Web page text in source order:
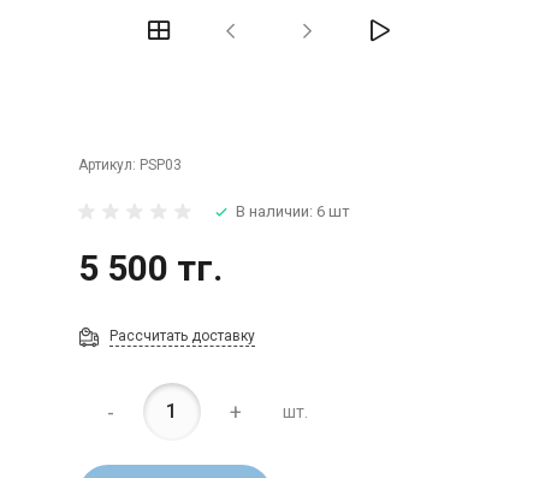
Артикул: PSP03
В наличии: 6 шт
5 500 тг.
Рассчитать доставку
- + шт.